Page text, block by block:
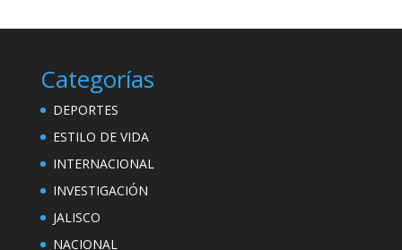
Categorías
DEPORTES
ESTILO DE VIDA
INTERNACIONAL
INVESTIGACIÓN
JALISCO
NACIONAL